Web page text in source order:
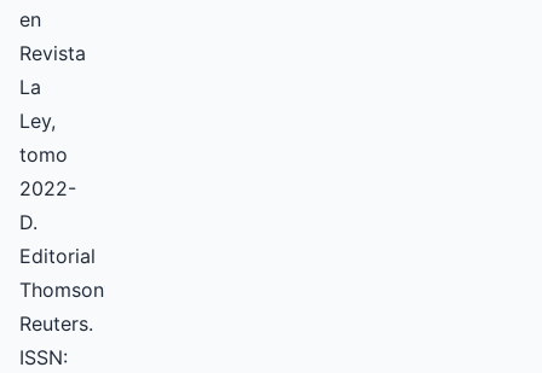
en
Revista
La
Ley,
tomo
2022-
D.
Editorial
Thomson
Reuters.
ISSN: